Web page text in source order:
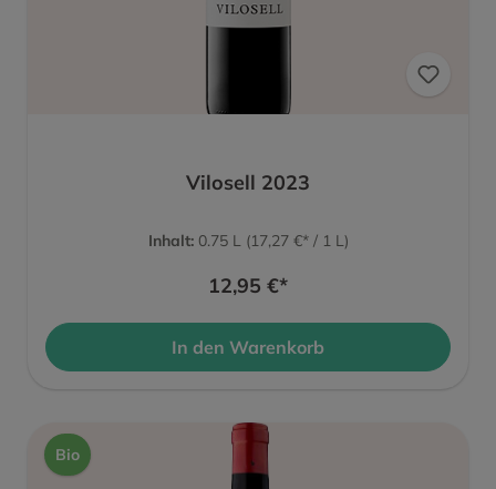
Vilosell 2023
Inhalt: 0.75 L (17,27 €* / 1 L)
12,95 €*
In den Warenkorb
Bio